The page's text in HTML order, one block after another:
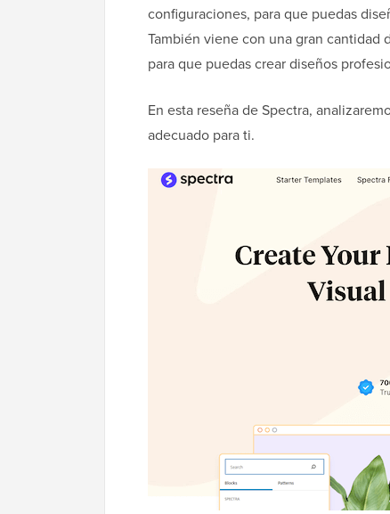
configuraciones, para que puedas
También viene con una gran cantidad
para que puedas crear diseños
En esta reseña de Spectra,
adecuado para ti.